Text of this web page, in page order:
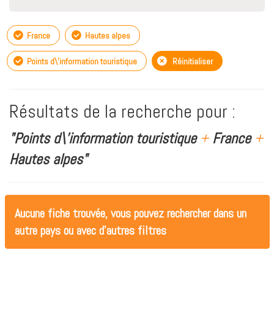
France Hautes alpes
Points d\'information touristique Réinitialiser
Résultats de la recherche pour :
"Points d\'information touristique +France +
Hautes alpes"
Aucune fiche trouvée, vous pouvez rechercher dans un
autre pays ou avec d'autres filtres